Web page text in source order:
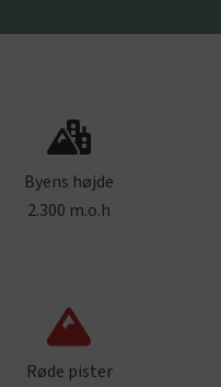
Byens højde
2.300 m.o.h
Røde pister